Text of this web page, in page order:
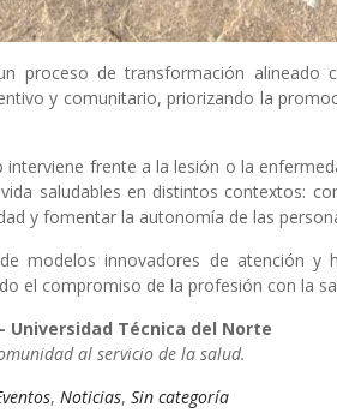
proceso de transformación alineado
y comunitario, priorizando la
frente a la lesión o la
saludables en distintos contextos:
y fomentar la autonomía de las
modelos innovadores de atención y
el compromiso de la profesión con la
Universidad Técnica del Norte
al servicio de la salud.
, Noticias, Sin categoría